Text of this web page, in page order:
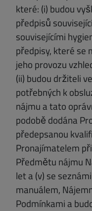
které: (i) budou
předpisů
souvisejícími
předpisy, které se
jeho provozu
(ii) budou držiteli
potřebných k
nájmu a tato
podobě dodána
předepsanou
Pronajímatelem
Předmětu nájmu
let a (v) se
manuálem,
Podmínkami a